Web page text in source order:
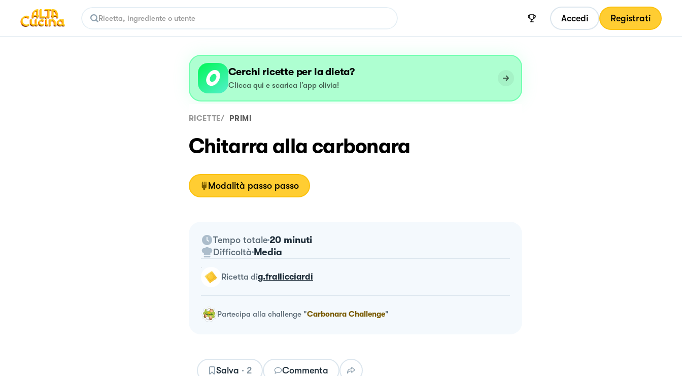
Accedi Registrati
Cerchi ricette per la dieta?
Clicca qui e scarica l’app olivia!
RICETTE/ PRIMI
Chitarra alla carbonara
Modalità passo passo
Tempo totale 20 minuti
Difficoltà Media
ricetta dig.frallicciardi
Partecipa alla challenge"Carbonara Challenge"
Salva · 2 Commenta